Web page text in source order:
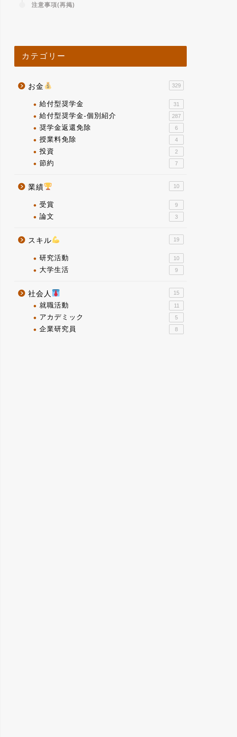
注意事項(再掲)
カテゴリー
お金 329
給付型奨学金 31
給付型奨学金-個別紹介 287
奨学金返還免除 6
授業料免除 4
投資 2
節約 7
業績 10
受賞 9
論文 3
スキル 19
研究活動 10
大学生活 9
社会人 15
就職活動 11
アカデミック 5
企業研究員 8